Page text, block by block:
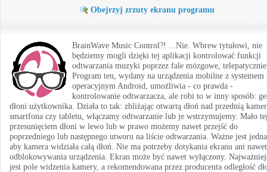
Obejrzyj zrzuty ekranu programu
BrainWave Music Control?! ...Nie. Wbrew tytułowi, nie
będziemy mogli dzięki tej aplikacji kontrolować funkcji
odtwarzania muzyki poprzez fale mózgowe,
Program ten, wydany na urządzenia mobilne z systemem
operacyjnym Android, umożliwia - co prawda -
kontrolowanie odtwarzacza, ale robi to w inny sposób:
dłoni użytkownika. Działa to tak: zbliżając otwartą dłoń nad przednią
smartfona czy tabletu, włączamy odtwarzanie lub je wstrzymujemy. Mało
przesunięciem dłoni w lewo lub w prawo możemy nawet przejść do
poprzedniego lub następnego utworu na liście odtwarzania. Ważne jest
aby kamera widziała całą dłoń. Nie ma potrzeby dotykania ekranu ani nawet
odblokowywania urządzenia. Ekran może być nawet wyłączony.
jest pole widzenia kamery, a rekomendowana przez producenta odległość